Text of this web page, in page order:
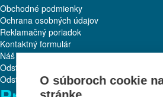
O súboroch cookie
Obchodné podmienky
Ochrana osobných údajov
Reklamačný poriadok
Kontaktný formulár
Náš tím
Odstúpenie od zmluvy
Odstúpiť od zmluvy tu